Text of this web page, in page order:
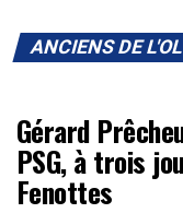
ANCIENS DE L'OL
Gérard
PSG, à trois
Fenottes